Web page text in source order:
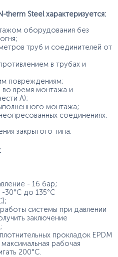
therm Steel характеризуется:
оборудования без
труб и соединителей от
в трубах и
повреждениям;
время монтажа и
А);
монтажа;
соединениях.
закрытого типа.
- 16 бар;
30°С до 135°С
системы при давлении
заключение
прокладок EPDM
рабочая
200°С.